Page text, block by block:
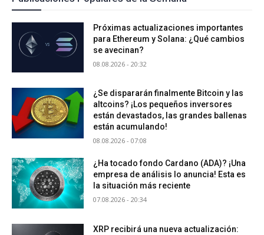
Próximas actualizaciones importantes
para Ethereum y Solana: ¿Qué cambios
se avecinan?
08.08.2026 - 20:32
¿Se dispararán finalmente Bitcoin y las
altcoins? ¡Los pequeños inversores
están devastados, las grandes ballenas
están acumulando!
08.08.2026 - 07:08
¿Ha tocado fondo Cardano (ADA)? ¡Una
empresa de análisis lo anuncia! Esta es
la situación más reciente
07.08.2026 - 20:34
XRP recibirá una nueva actualización: